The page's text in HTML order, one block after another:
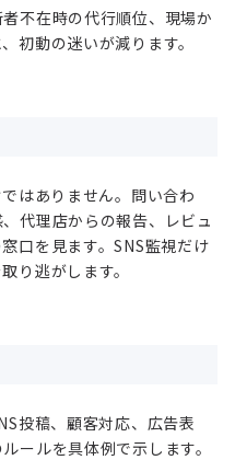
不在時の代行順位、現場か
初動の迷いが減ります。
はありません。問い合わ
代理店からの報告、レビュ
口を見ます。SNS監視だけ
り逃がします。
投稿、顧客対応、広告表
ールを具体例で示します。